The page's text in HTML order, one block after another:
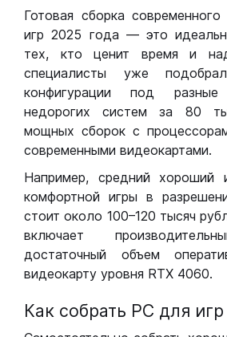
Готовая сборка
игр 2025 года — это
тех, кто ценит время и
специалисты уже
конфигурации под
недорогих систем за 80
мощных сборок с
современными видеокартами.
Например, средний хороший
комфортной игры в
стоит около 100–120 тысяч
включает
достаточный объем
видеокарту уровня RTX 4060.
Как собрать РС для